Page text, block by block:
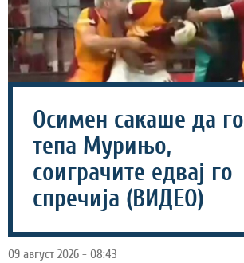
Осимен сакаше да го
тепа Мурињо,
соиграчите едвај го
спречија (ВИДЕО)
09 август 2026 - 08:43